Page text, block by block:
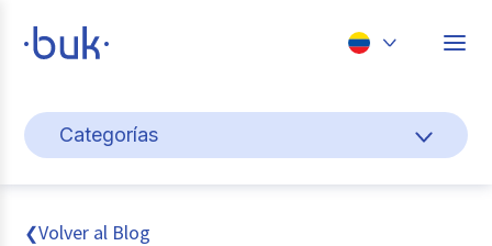
Perú
Categorías
Cultura y bienestar laboral
Gestión de personas
❮Volver al Blog